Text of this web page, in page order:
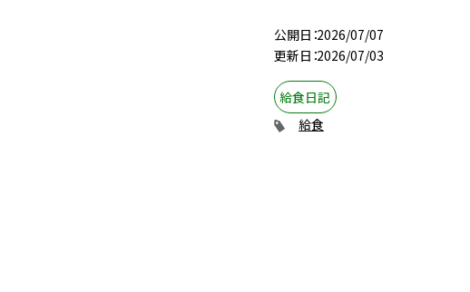
公開日 2026/07/07
更新日 2026/07/03
給食日記
給食